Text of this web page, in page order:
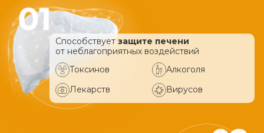
Способствует защите печени
от неблагоприятных воздействий
Токсинов
Алкоголя
Лекарств
Вирусов